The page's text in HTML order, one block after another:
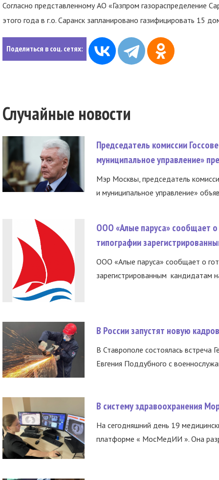
Согласно представленному АО «Газпром газораспределение
этого года в г.о. Саранск запланировано газифицировать 15
Поделиться в соц. сетях:
Случайные новости
Председатель комиссии
муниципальное управление»
Мэр Москвы, председатель
и муниципальное управление»
ООО «Алые паруса» сообщает о
типографии
ООО «Алые паруса» сообщает о
зарегистрированным кандидатам
В России запустят новую
В Ставрополе состоялась встреча
Евгения Поддубного с
В систему здравоохранения
На сегодняшний день 19
платформе « МосМедИИ ». Она